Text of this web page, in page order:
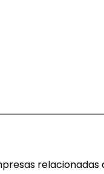
relacionadas